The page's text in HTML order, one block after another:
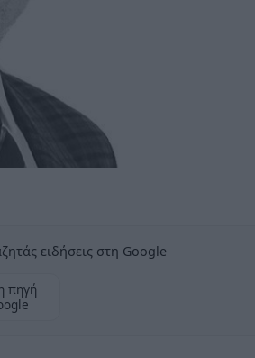
ειδήσεις στη Google
πηγή